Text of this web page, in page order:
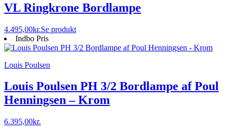
VL Ringkrone Bordlampe
4.495,00kr.Se produkt
Indbo Pris
Louis Poulsen
Louis Poulsen PH 3/2 Bordlampe af Poul
Henningsen – Krom
6.395,00kr.